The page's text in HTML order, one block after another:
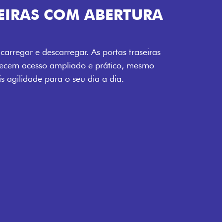
DA PORTA
carregamento. A ampla abertura da
facilita o acesso à carga, otimizando
mais eficiente, onde quer que você